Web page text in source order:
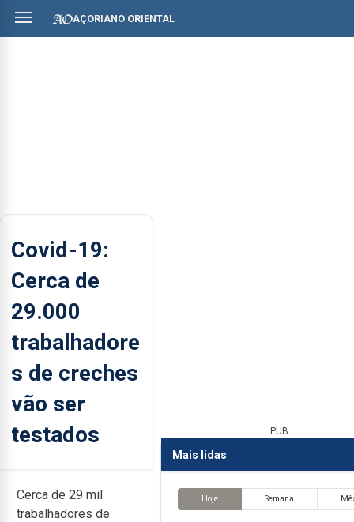
AÇORIANO ORIENTAL
Covid-19:
Cerca de
29.000
trabalhadore
s de creches
vão ser
testados
Cerca de 29 mil
trabalhadores de
PUB
Mais lidas
Hoje Semana